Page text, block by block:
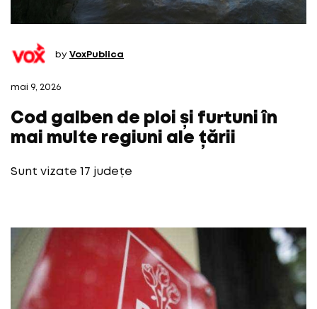
by VoxPublica
mai 9, 2026
Cod galben de ploi și furtuni în
mai multe regiuni ale țării
Sunt vizate 17 județe